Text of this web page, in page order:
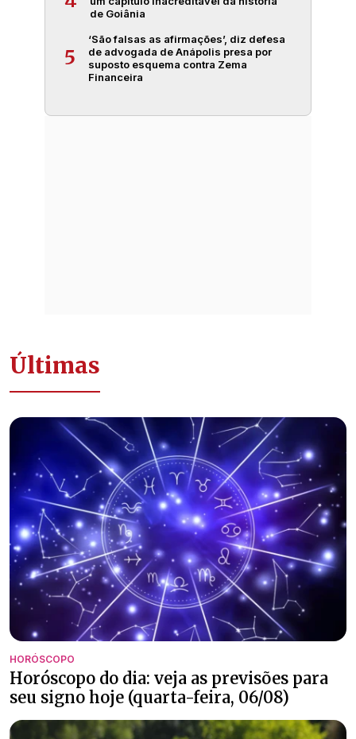
de Goiânia
5
‘São falsas as afirmações’, diz defesa
de advogada de Anápolis presa por
suposto esquema contra Zema
Financeira
Últimas
HORÓSCOPO
Horóscopo do dia: veja as previsões para
seu signo hoje (quarta-feira, 06/08)